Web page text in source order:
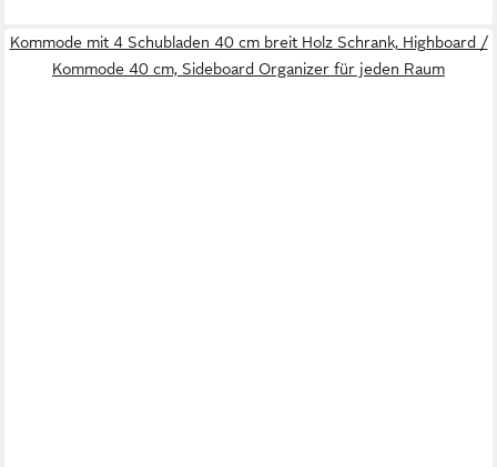
Kommode mit 4 Schubladen 40 cm breit Holz Schrank, Highboard /
Kommode 40 cm, Sideboard Organizer für jeden Raum